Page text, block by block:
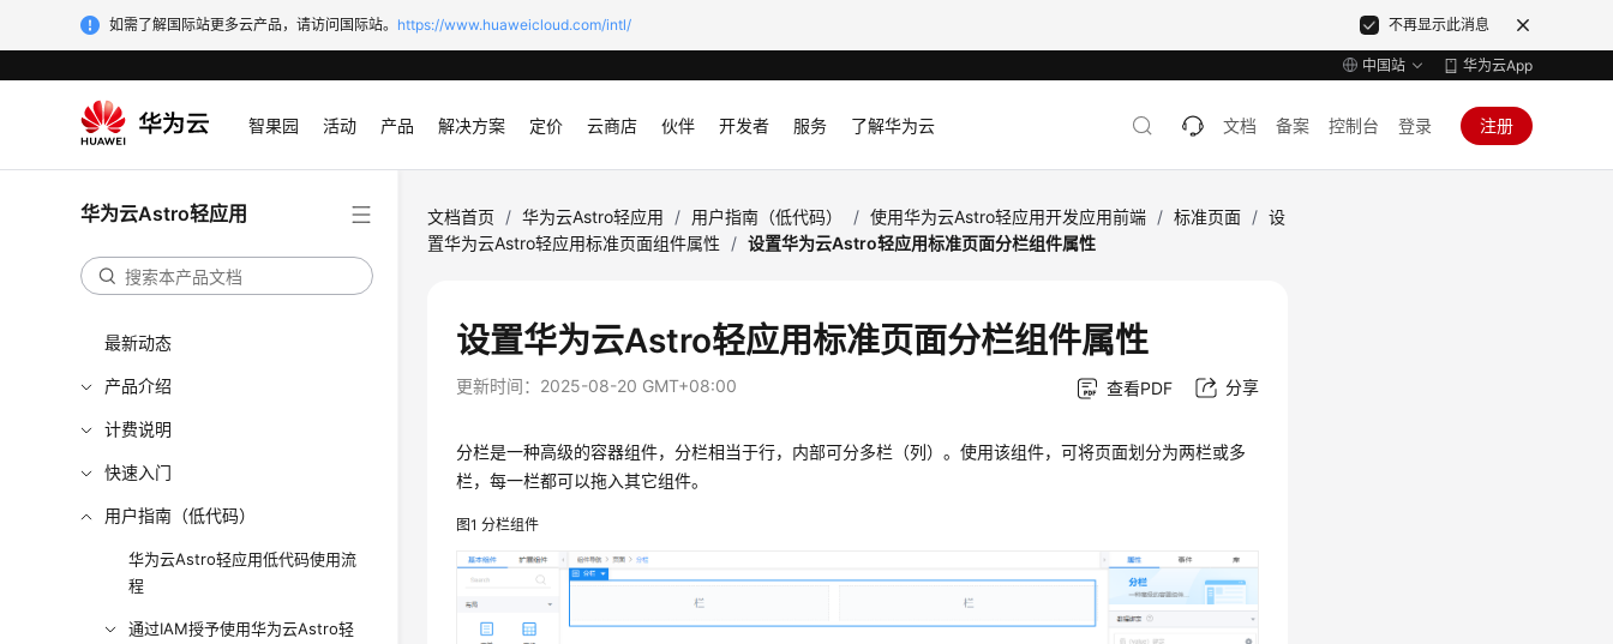
如需了解国际站更多云产品，请访问国际站。 https://www.huaweicloud.com/intl/ 不再显示此消息
中国站 华为云App
智果园 活动 产品 解决方案 定价 云商店 伙伴 开发者 服务 了解华为云 文档 备案 控制台 登录 注册
华为云Astro轻应用
最新动态
产品介绍
计费说明
快速入门
用户指南（低代码）
华为云Astro轻应用低代码使用流
程
通过IAM授予使用华为云Astro轻
文档首页 / 华为云Astro轻应用 / 用户指南（低代码） / 使用华为云Astro轻应用开发应用前端 / 标准页面 / 设
置华为云Astro轻应用标准页面组件属性
/ 设置华为云Astro轻应用标准页面分栏组件属性
设置华为云Astro轻应用标准页面分栏组件属性
更新时间： 2025-08-20 GMT+08:00 查看PDF 分享
分栏是一种高级的容器组件，分栏相当于行，内部可分多栏（列）。使用该组件，可将页面划分为两栏或多
栏，每一栏都可以拖入其它组件。
图1分栏组件